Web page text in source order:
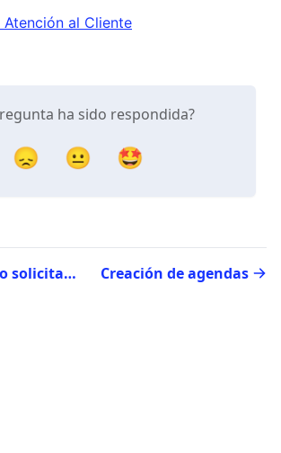
Atención al Cliente
ha sido respondida?
😞 😐 🤩
¿Cómo puedo solicitar más datos al momento del registro de mis clientes? (FAQ) Creación de agendas